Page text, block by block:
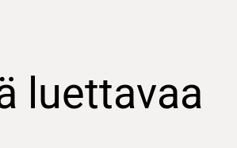
luettavaa